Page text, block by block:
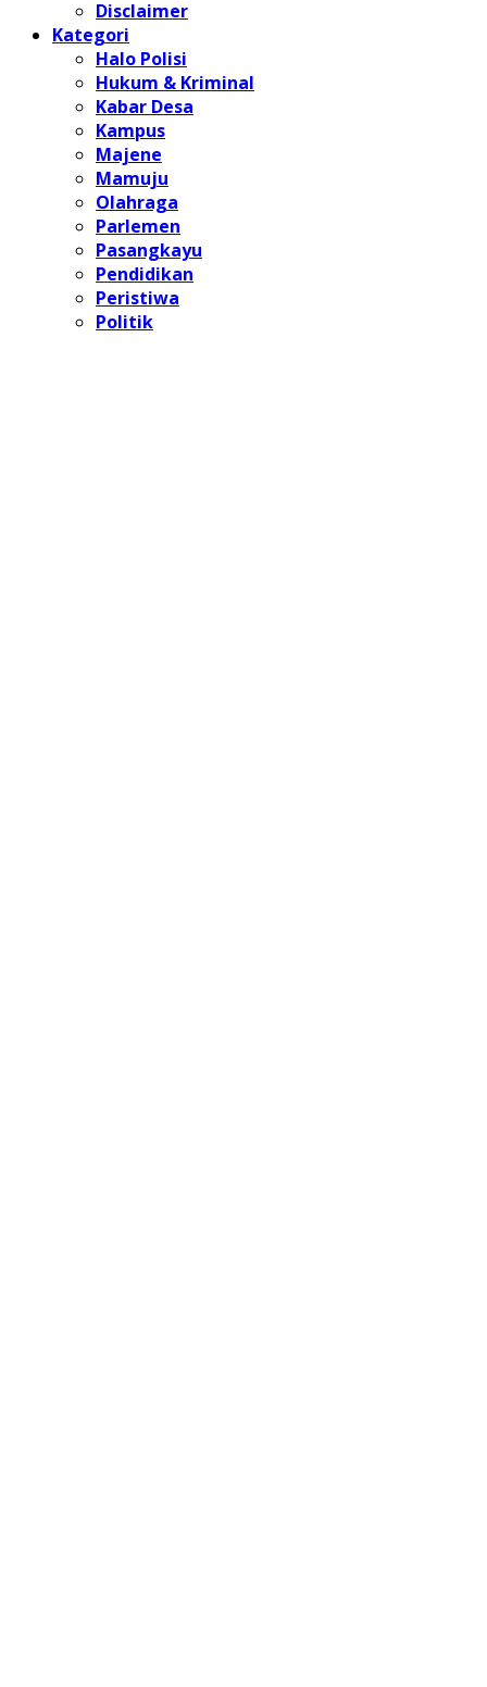
Disclaimer
Kategori
Halo Polisi
Hukum & Kriminal
Kabar Desa
Kampus
Majene
Mamuju
Olahraga
Parlemen
Pasangkayu
Pendidikan
Peristiwa
Politik